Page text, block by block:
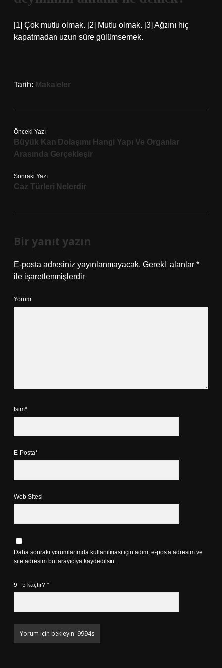
[1] Çok mutlu olmak. [2] Mutlu olmak. [3] Ağzını hiç
kapatmadan uzun süre gülümsemek.
Tarih: Makaleler
Önceki Yazı
Büyük Kan Dolaşımı Hangi Yapı Ve Organlar
Arasında Gerçekleşir
Sonraki Yazı
Caz Türleri Nelerdir
Bir yanıt yazın
E-posta adresiniz yayınlanmayacak. Gerekli alanlar *
ile işaretlenmişlerdir
Yorum
İsim*
E-Posta*
Web Sitesi
Daha sonraki yorumlarımda kullanılması için adım, e-posta adresim ve
site adresim bu tarayıcıya kaydedilsin.
9 - 5 kaçtır? *